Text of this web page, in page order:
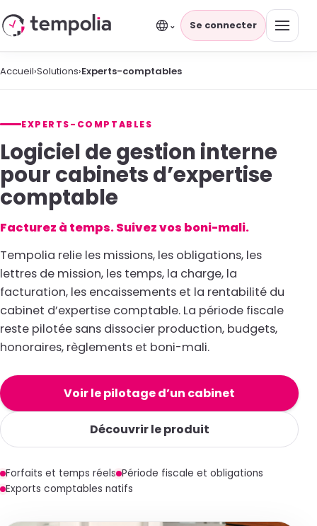
⌄ Se connecter
Accueil›Solutions›Experts-comptables
EXPERTS-COMPTABLES
Logiciel de gestion interne
pour cabinets d’expertise
comptable
Facturez à temps. Suivez vos boni-mali.
Tempolia relie les missions, les obligations, les
lettres de mission, les temps, la charge, la
facturation, les encaissements et la rentabilité du
cabinet d’expertise comptable. La période fiscale
reste pilotée sans dissocier production, budgets,
honoraires, règlements et boni-mali.
Voir le pilotage d’un cabinet
Découvrir le produit
Forfaits et temps réels Période fiscale et obligations
Exports comptables natifs